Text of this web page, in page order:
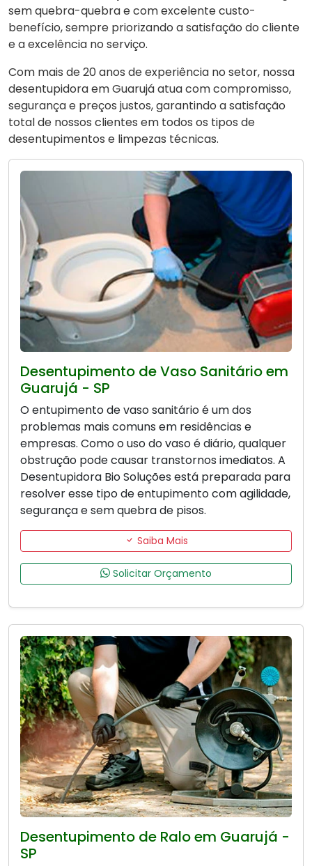
sem quebra-quebra e com excelente custo-
benefício, sempre priorizando a satisfação do cliente
e a excelência no serviço.
Com mais de 20 anos de experiência no setor, nossa
desentupidora em Guarujá atua com compromisso,
segurança e preços justos, garantindo a satisfação
total de nossos clientes em todos os tipos de
desentupimentos e limpezas técnicas.
Desentupimento de Vaso Sanitário em
Guarujá - SP
O entupimento de vaso sanitário é um dos
problemas mais comuns em residências e
empresas. Como o uso do vaso é diário, qualquer
obstrução pode causar transtornos imediatos. A
Desentupidora Bio Soluções está preparada para
resolver esse tipo de entupimento com agilidade,
segurança e sem quebra de pisos.
Saiba Mais
Solicitar Orçamento
Desentupimento de Ralo em Guarujá -
SP